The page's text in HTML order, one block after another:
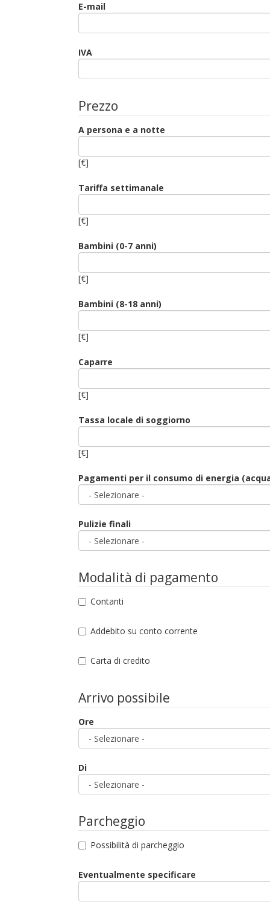
E-mail
IVA
Prezzo
A persona e a notte
[€]
Tariffa settimanale
[€]
Bambini (0-7 anni)
[€]
Bambini (8-18 anni)
[€]
Caparre
[€]
Tassa locale di soggiorno
[€]
Pagamenti per il consumo di energia
Pulizie finali
Modalità di pagamento
Contanti
Addebito su conto corrente
Carta di credito
Arrivo possibile
Ore
Di
Parcheggio
Possibilità di parcheggio
Eventualmente specificare